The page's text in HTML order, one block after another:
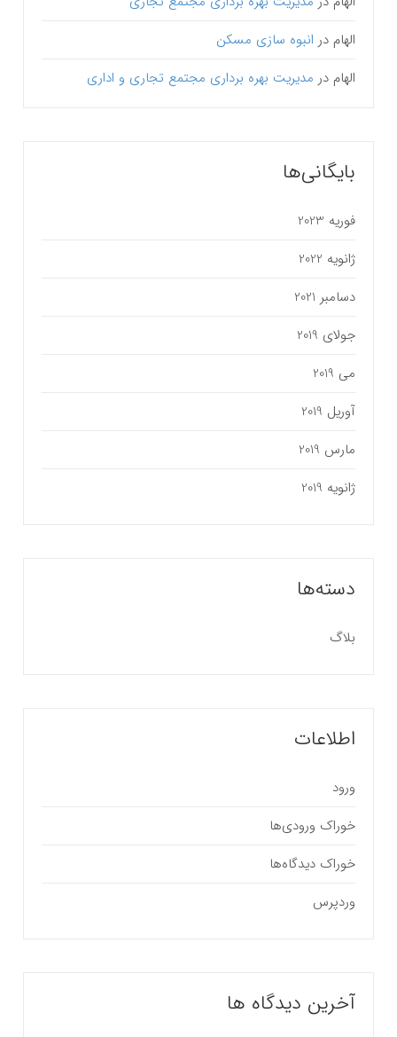
الهام در انبوه سازی مسکن
الهام در مدیریت بهره برداری مجتمع تجاری و اداری
بایگانی‌ها
فوریه 2023
ژانویه 2022
دسامبر 2021
جولای 2019
می 2019
آوریل 2019
مارس 2019
ژانویه 2019
دسته‌ها
بلاگ
اطلاعات
ورود
خوراک ورودی‌ها
خوراک دیدگاه‌ها
وردپرس
آخرین دیدگاه ها